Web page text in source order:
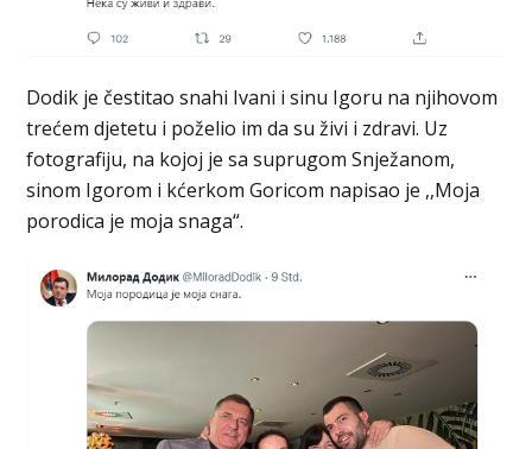
Dodik je čestitao snahi Ivani i sinu Igoru na njihovom
trećem djetetu i poželio im da su živi i zdravi. Uz
fotografiju, na kojoj je sa suprugom Snježanom,
sinom Igorom i kćerkom Goricom napisao je ,,Moja
porodica je moja snaga“.